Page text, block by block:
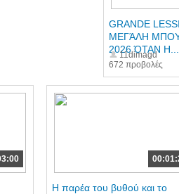
672 προβολές
GRANDE
ΜΕΓΆΛΗ
2026 ΌΤΑΝ Η...
11dimagd
Η παρέα του βυθού και το